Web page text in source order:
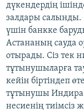
дүкендердің
залдары салынды.
үшін банкке
Астананың сауда
отырады. Сіз тек
тұтынушыларға
кейін біртіндеп
тұтынушы Индира
несиенің тиімсіз